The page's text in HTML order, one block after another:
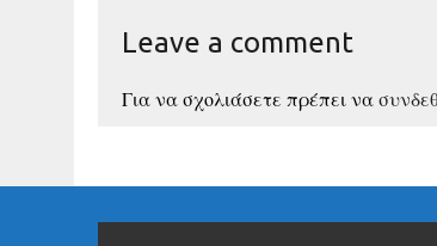
Leave a comment
Για να σχολιάσετε πρέπει να